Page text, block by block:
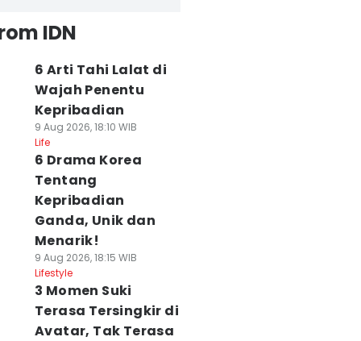
IDN
6 Arti Tahi Lalat di
Wajah Penentu
Kepribadian
9 Aug 2026, 18:10 WIB
Life
6 Drama Korea
Tentang
Kepribadian
Ganda, Unik dan
Menarik!
9 Aug 2026, 18:15 WIB
Lifestyle
3 Momen Suki
Terasa Tersingkir di
Avatar, Tak Terasa